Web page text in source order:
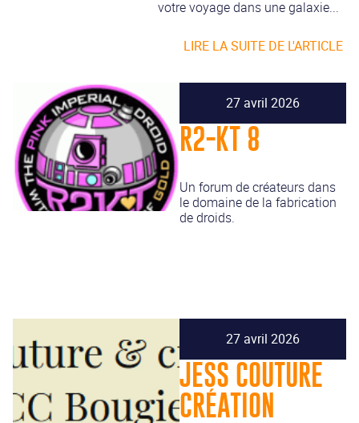
votre voyage dans une galaxie...
LIRE LA SUITE DE L'ARTICLE
27 avril 2026
R2-KT 8
Un forum de créateurs dans
le domaine de la fabrication
de droids.
27 avril 2026
JESS COUTURE
CRÉATION